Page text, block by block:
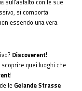
sull’asfalto con le sue
si comporta
essendo una vera
Discoverent!
quei luoghi che
!
Gelande Strasse